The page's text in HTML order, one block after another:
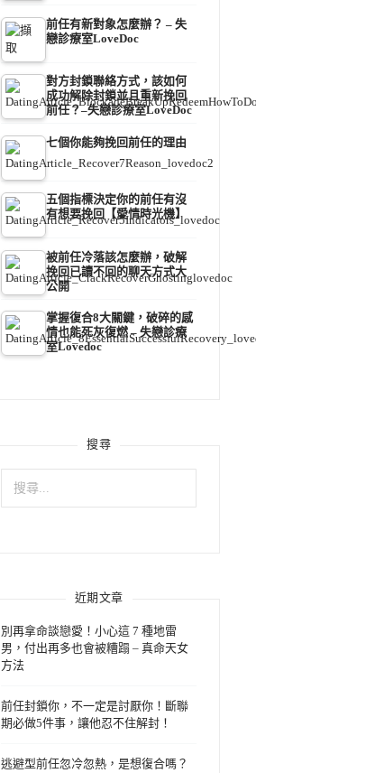
前任有新對象怎麼辦？ – 失
戀診療室LoveDoc
對方封鎖聯絡方式，該如何
成功解除封鎖並且重新挽回
前任？–失戀診療室LoveDoc
七個你能夠挽回前任的理由
五個指標決定你的前任有沒
有想要挽回【愛情時光機】
被前任冷落該怎麼辦，破解
挽回已讀不回的聊天方式大
公開
掌握復合8大關鍵，破碎的感
情也能死灰復燃 – 失戀診療
室Lovedoc
搜尋
搜
鍵
近期文章
別再拿命談戀愛！小心這 7 種地雷
男，付出再多也會被糟蹋 – 真命天女
方法
前任封鎖你，不一定是討厭你！斷聯
期必做5件事，讓他忍不住解封！
逃避型前任忽冷忽熱，是想復合嗎？